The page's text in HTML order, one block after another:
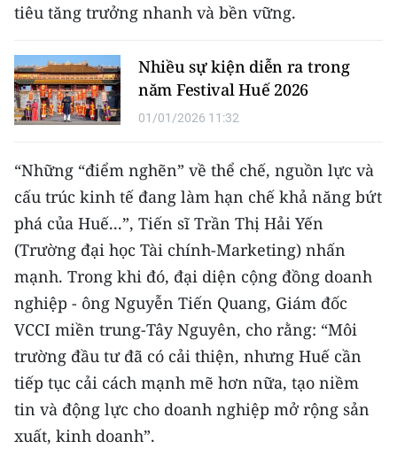
Media Khoa học - Công nghệ
Media Môi trường
Ảnh
TIN MỚI
TIN ĐỊA PHƯƠNG
Trung du và miền núi phía Bắc
Đồng bằng sông Hồng
Bắc Trung Bộ
Duyên hải Nam Trung Bộ và Tây
Nguyên
tiêu tăng trưởng nhanh và bền vững.
Nhiều sự kiện diễn ra trong
năm Festival Huế 2026
01/01/2026 11:32
“Những “điểm nghẽn” về thể chế, nguồn lực và
cấu trúc kinh tế đang làm hạn chế khả năng bứt
phá của Huế...”, Tiến sĩ Trần Thị Hải Yến
(Trường đại học Tài chính-Marketing) nhấn
mạnh. Trong khi đó, đại diện cộng đồng doanh
nghiệp - ông Nguyễn Tiến Quang, Giám đốc
VCCI miền trung-Tây Nguyên, cho rằng: “Môi
trường đầu tư đã có cải thiện, nhưng Huế cần
tiếp tục cải cách mạnh mẽ hơn nữa, tạo niềm
tin và động lực cho doanh nghiệp mở rộng sản
xuất, kinh doanh”.